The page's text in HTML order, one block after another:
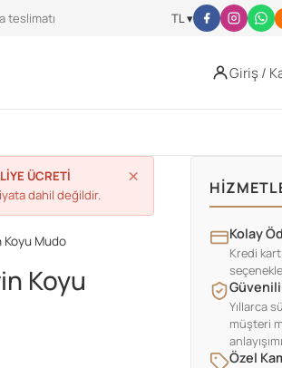
teslimatı TL ▾
Giriş /
ÜCRETİ
dahil değildir.
×
Mudo
Koyu
Kolay
Kredi
Yıllarca
müşteri
Özel
physical-activity/nutrition/index.html